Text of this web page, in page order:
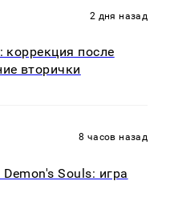
2 дня назад
коррекция после
вторички
8 часов назад
Souls: игра